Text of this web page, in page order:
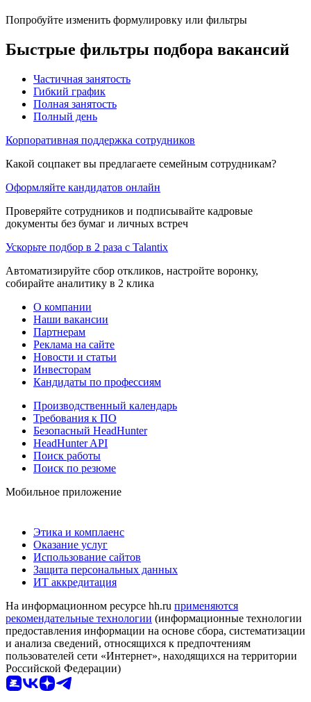
Попробуйте изменить формулировку или фильтры
Быстрые фильтры подбора вакансий
Частичная занятость
Гибкий график
Полная занятость
Полный день
Корпоративная поддержка сотрудников
Какой соцпакет вы предлагаете семейным сотрудникам?
Оформляйте кандидатов онлайн
Проверяйте сотрудников и подписывайте кадровые
документы без бумаг и личных встреч
Ускорьте подбор в 2 раза с Talantix
Автоматизируйте сбор откликов, настройте воронку,
собирайте аналитику в 2 клика
О компании
Наши вакансии
Партнерам
Реклама на сайте
Новости и статьи
Инвесторам
Кандидаты по профессиям
Производственный календарь
Требования к ПО
Безопасный HeadHunter
HeadHunter API
Поиск работы
Поиск по резюме
Мобильное приложение
Этика и комплаенс
Оказание услуг
Использование сайтов
Защита персональных данных
ИТ аккредитация
На информационном ресурсе hh.ru применяются
рекомендательные технологии (информационные технологии
предоставления информации на основе сбора, систематизации
и анализа сведений, относящихся к предпочтениям
пользователей сети «Интернет», находящихся на территории
Российской Федерации)